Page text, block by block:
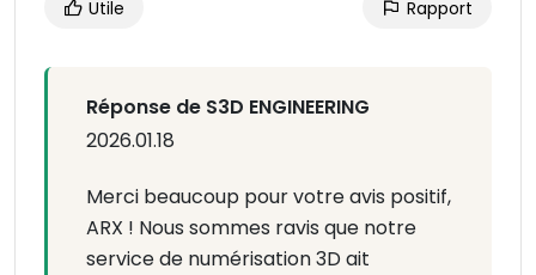
Utile Rapport
Réponse de S3D ENGINEERING
2026.01.18
Merci beaucoup pour votre avis positif,
ARX ! Nous sommes ravis que notre
service de numérisation 3D ait